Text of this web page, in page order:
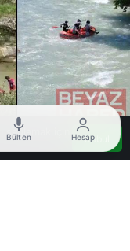
için
Kabul
Bülten Hesap